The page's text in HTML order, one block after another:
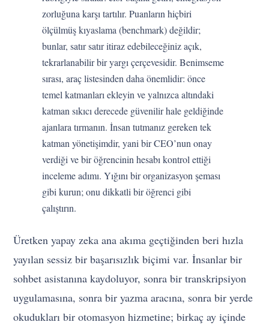
zorluğuna karşı tartılır. Puanların hiçbiri
ölçülmüş kıyaslama (benchmark) değildir;
bunlar, satır satır itiraz edebileceğiniz açık,
tekrarlanabilir bir yargı çerçevesidir. Benimseme
sırası, araç listesinden daha önemlidir: önce
temel katmanları ekleyin ve yalnızca altındaki
katman sıkıcı derecede güvenilir hale geldiğinde
ajanlara tırmanın. İnsan tutmanız gereken tek
katman yönetişimdir, yani bir CEO’nun onay
verdiği ve bir öğrencinin hesabı kontrol ettiği
inceleme adımı. Yığını bir organizasyon şeması
gibi kurun; onu dikkatli bir öğrenci gibi
çalıştırın.
Üretken yapay zeka ana akıma geçtiğinden beri hızla
yayılan sessiz bir başarısızlık biçimi var. İnsanlar bir
sohbet asistanına kaydoluyor, sonra bir transkripsiyon
uygulamasına, sonra bir yazma aracına, sonra bir yerde
okudukları bir otomasyon hizmetine; birkaç ay içinde